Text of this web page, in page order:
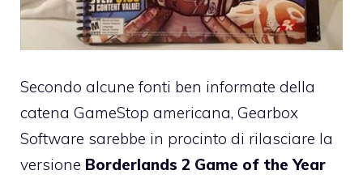
Secondo alcune fonti ben informate della
catena GameStop americana, Gearbox
Software sarebbe in procinto di rilasciare la
versione Borderlands 2 Game of the Year